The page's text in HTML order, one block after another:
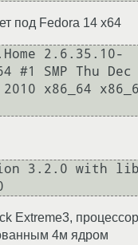
под Fedora 14 x64
2.6.35.10-
#1 SMP Thu Dec
x86_64
3.2.0 with
Extreme3,
4м ядром